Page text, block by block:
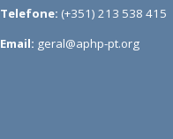
Telefone: (+351) 213 538 415
Email: geral@aphp-pt.org